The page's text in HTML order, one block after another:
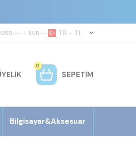
USD:-- | EUR:-- TR − TL
0
SEPETIM
Bilgisayar&Aksesuar